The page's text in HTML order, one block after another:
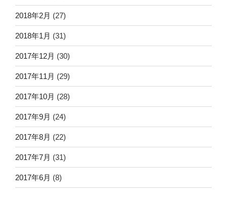
2018年2月 (27)
2018年1月 (31)
2017年12月 (30)
2017年11月 (29)
2017年10月 (28)
2017年9月 (24)
2017年8月 (22)
2017年7月 (31)
2017年6月 (8)